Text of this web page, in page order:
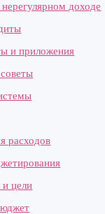
доходе
и приложения
расходов
цели